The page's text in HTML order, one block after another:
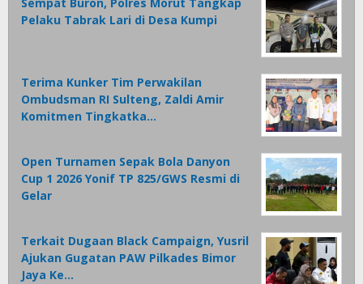
Pelaku Tabrak Lari di Desa Kumpi
Terima Kunker Tim Perwakilan
Ombudsman RI Sulteng, Zaldi Amir
Komitmen Tingkatka…
Open Turnamen Sepak Bola Danyon
Cup 1 2026 Yonif TP 825/GWS Resmi di
Gelar
Terkait Dugaan Black Campaign, Yusril
Ajukan Gugatan PAW Pilkades Bimor
Jaya Ke…